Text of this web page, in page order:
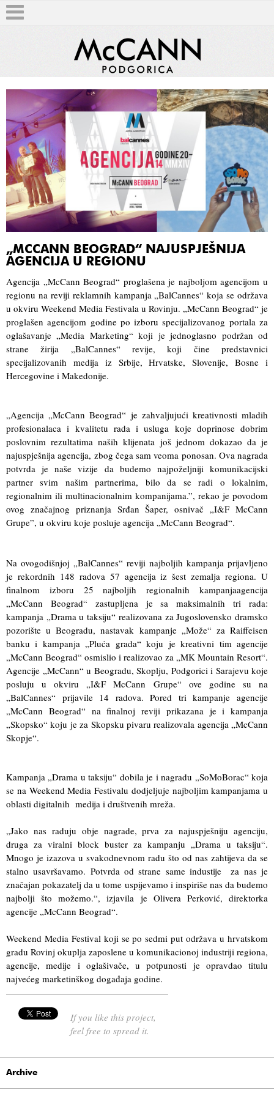
„MCCANN BEOGRAD“ NAJUSPJEŠNIJA
AGENCIJA U REGIONU
Agencija „McCann Beograd“ proglašena je najboljom agencijom u
regionu na reviji reklamnih kampanja „BalCannes“ koja se održava
u okviru Weekend Media Festivala u Rovinju. „McCann Beograd“ je
proglašen agencijom godine po izboru specijalizovanog portala za
oglašavanje „Media Marketing“ koji je jednoglasno podržan od
strane žirija „BalCannes“ revije, koji čine predstavnici
specijalizovanih medija iz Srbije, Hrvatske, Slovenije, Bosne i
Hercegovine i Makedonije.
„Agencija „McCann Beograd“ je zahvaljujući kreativnosti mladih
profesionalaca i kvalitetu rada i usluga koje doprinose dobrim
poslovnim rezultatima naših klijenata još jednom dokazao da je
najuspješnija agencija, zbog čega sam veoma ponosan. Ova nagrada
potvrda je naše vizije da budemo najpoželjniji komunikacijski
partner svim našim partnerima, bilo da se radi o lokalnim,
regionalnim ili multinacionalnim kompanijama.”, rekao je povodom
ovog značajnog priznanja Srđan Šaper, osnivač „I&F McCann
Grupe”, u okviru koje posluje agencija „McCann Beograd“.
Na ovogodišnjoj „BalCannes“ reviji najboljih kampanja prijavljeno
je rekordnih 148 radova 57 agencija iz šest zemalja regiona. U
finalnom izboru 25 najboljih regionalnih kampanjaagencija
„McCann Beograd“ zastupljena je sa maksimalnih tri rada:
kampanja „Drama u taksiju“ realizovana za Jugoslovensko dramsko
pozorište u Beogradu, nastavak kampanje „Može“ za Raiffeisen
banku i kampanja „Pluća grada“ koju je kreativni tim agencije
„McCann Beograd“ osmislio i realizovao za „MK Mountain Resort“.
Agencije „McCann“ u Beogradu, Skoplju, Podgorici i Sarajevu koje
posluju u okviru „I&F McCann Grupe“ ove godine su na
„BalCannes“ prijavile 14 radova. Pored tri kampanje agencije
„McCann Beograd“ na finalnoj reviji prikazana je i kampanja
„Skopsko“ koju je za Skopsku pivaru realizovala agencija „McCann
Skopje“.
Kampanja „Drama u taksiju“ dobila je i nagradu „SoMoBorac“ koja
se na Weekend Media Festivalu dodjeljuje najboljim kampanjama u
oblasti digitalnih medija i društvenih mreža.
„Jako nas raduju obje nagrade, prva za najuspješniju agenciju,
druga za viralni block buster za kampanju „Drama u taksiju“.
Mnogo je izazova u svakodnevnom radu što od nas zahtijeva da se
stalno usavršavamo. Potvrda od strane same industije za nas je
značajan pokazatelj da u tome uspijevamo i inspiriše nas da budemo
najbolji što možemo.“, izjavila je Olivera Perković, direktorka
agencije „McCann Beograd“.
Weekend Media Festival koji se po sedmi put održava u hrvatskom
gradu Rovinj okuplja zaposlene u komunikacionoj industriji regiona,
agencije, medije i oglašivače, u potpunosti je opravdao titulu
najvećeg marketinškog događaja godine.
If you like this project,
feel free to spread it.
Archive